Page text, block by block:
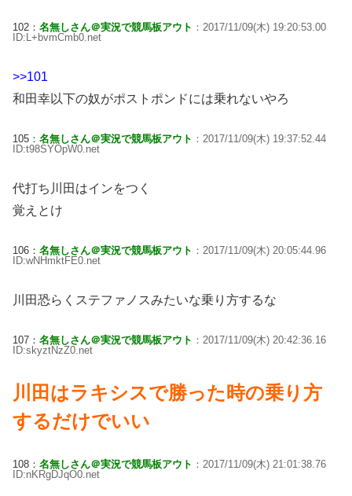
102： 名無しさん＠実況で競馬板アウト ：2017/11/09(木) 19:20:53.00
ID:L+bvmCmb0.net
>>101
和田幸以下の奴がポストポンドには乗れないやろ
105： 名無しさん＠実況で競馬板アウト ：2017/11/09(木) 19:37:52.44
ID:t98SYOpW0.net
代打ち川田はインをつく
覚えとけ
106： 名無しさん＠実況で競馬板アウト ：2017/11/09(木) 20:05:44.96
ID:wNHmktFE0.net
川田恐らくステファノスみたいな乗り方するな
107： 名無しさん＠実況で競馬板アウト ：2017/11/09(木) 20:42:36.16
ID:skyztNzZ0.net
川田はラキシスで勝った時の乗り方
するだけでいい
108： 名無しさん＠実況で競馬板アウト ：2017/11/09(木) 21:01:38.76
ID:nKRgDJqO0.net